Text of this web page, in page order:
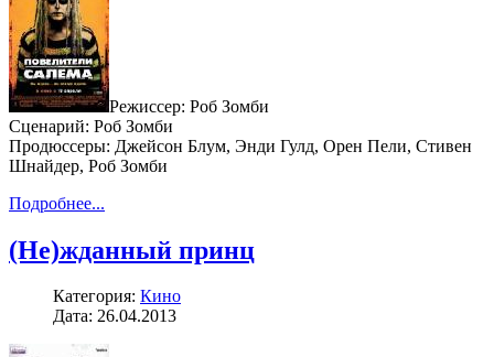
Режиссер: Роб Зомби
Сценарий: Роб Зомби
Продюссеры: Джейсон Блум, Энди Гулд, Орен Пели, Стивен
Шнайдер, Роб Зомби
Подробнее...
(Не)жданный принц
Категория: Кино
Дата: 26.04.2013